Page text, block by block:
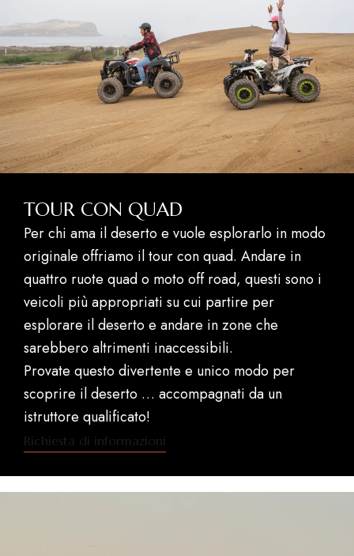
TOUR CON QUAD
Per chi ama il deserto e vuole esplorarlo in modo
originale offriamo il tour con quad. Andare in
quattro ruote quad o moto off road, questi sono i
veicoli più appropriati su cui partire per
esplorare il deserto e andare in zone che
sarebbero altrimenti inaccessibili.
Provate questo divertente e unico modo per
scoprire il deserto … accompagnati da un
istruttore qualificato!
Richiesta di informazioni